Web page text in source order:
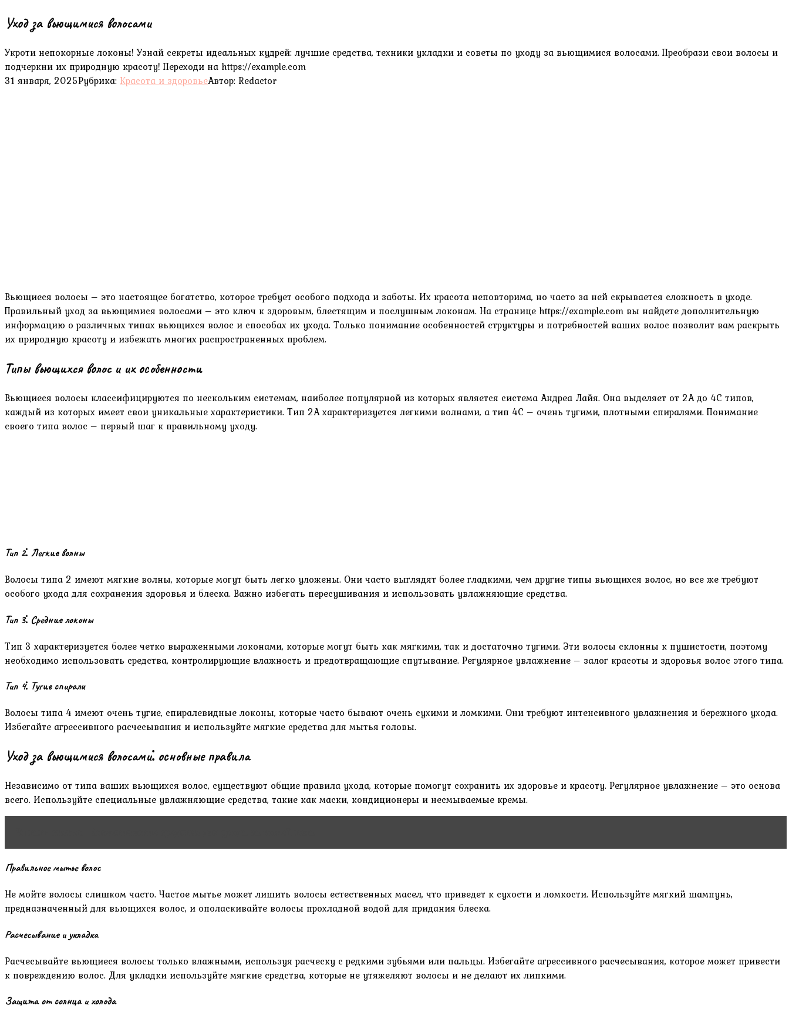
Уход за вьющимися волосами
Укроти непокорные локоны! Узнай секреты идеальных кудрей: лучшие средства, техники укладки и советы по уходу за вьющимися волосами. Преобрази свои волосы и
подчеркни их природную красоту! Переходи на https://example.com
31 января, 2025Рубрика: Красота и здоровьеАвтор: Redactor
Вьющиеся волосы – это настоящее богатство, которое требует особого подхода и заботы. Их красота неповторима, но часто за ней скрывается сложность в уходе.
Правильный уход за вьющимися волосами – это ключ к здоровым, блестящим и послушным локонам. На странице https://example.com вы найдете дополнительную
информацию о различных типах вьющихся волос и способах их ухода. Только понимание особенностей структуры и потребностей ваших волос позволит вам раскрыть
их природную красоту и избежать многих распространенных проблем.
Типы вьющихся волос и их особенности
Вьющиеся волосы классифицируются по нескольким системам, наиболее популярной из которых является система Андреа Лайя. Она выделяет от 2А до 4С типов,
каждый из которых имеет свои уникальные характеристики. Тип 2А характеризуется легкими волнами, а тип 4С – очень тугими, плотными спиралями. Понимание
своего типа волос – первый шаг к правильному уходу.
Тип 2⁚ Легкие волны
Волосы типа 2 имеют мягкие волны, которые могут быть легко уложены. Они часто выглядят более гладкими, чем другие типы вьющихся волос, но все же требуют
особого ухода для сохранения здоровья и блеска. Важно избегать пересушивания и использовать увлажняющие средства.
Тип 3⁚ Средние локоны
Тип 3 характеризуется более четко выраженными локонами, которые могут быть как мягкими, так и достаточно тугими. Эти волосы склонны к пушистости, поэтому
необходимо использовать средства, контролирующие влажность и предотвращающие спутывание. Регулярное увлажнение – залог красоты и здоровья волос этого типа.
Тип 4⁚ Тугие спирали
Волосы типа 4 имеют очень тугие, спиралевидные локоны, которые часто бывают очень сухими и ломкими. Они требуют интенсивного увлажнения и бережного ухода.
Избегайте агрессивного расчесывания и используйте мягкие средства для мытья головы.
Уход за вьющимися волосами⁚ основные правила
Независимо от типа ваших вьющихся волос, существуют общие правила ухода, которые помогут сохранить их здоровье и красоту. Регулярное увлажнение – это основа
всего. Используйте специальные увлажняющие средства, такие как маски, кондиционеры и несмываемые кремы.
Правильное мытье волос
Не мойте волосы слишком часто. Частое мытье может лишить волосы естественных масел, что приведет к сухости и ломкости. Используйте мягкий шампунь,
предназначенный для вьющихся волос, и ополаскивайте волосы прохладной водой для придания блеска.
Расчесывание и укладка
Расчесывайте вьющиеся волосы только влажными, используя расческу с редкими зубьями или пальцы. Избегайте агрессивного расчесывания, которое может привести
к повреждению волос. Для укладки используйте мягкие средства, которые не утяжеляют волосы и не делают их липкими.
Защита от солнца и холода